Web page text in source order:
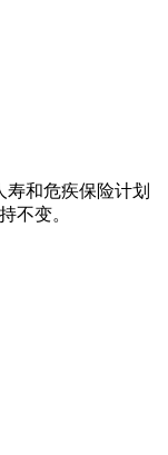
寿和危疾保险计划
不变。